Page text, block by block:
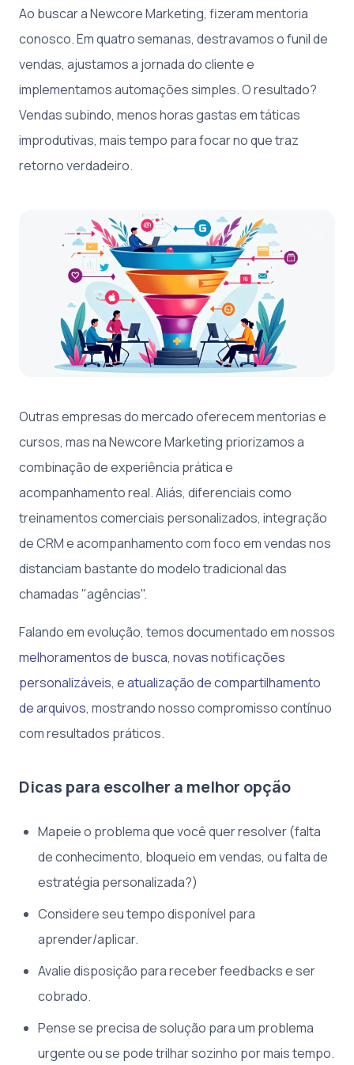
Ao buscar a Newcore Marketing, fizeram mentoria
conosco. Em quatro semanas, destravamos o funil de
vendas, ajustamos a jornada do cliente e
implementamos automações simples. O resultado?
Vendas subindo, menos horas gastas em táticas
improdutivas, mais tempo para focar no que traz
retorno verdadeiro.
Outras empresas do mercado oferecem mentorias e
cursos, mas na Newcore Marketing priorizamos a
combinação de experiência prática e
acompanhamento real. Aliás, diferenciais como
treinamentos comerciais personalizados, integração
de CRM e acompanhamento com foco em vendas nos
distanciam bastante do modelo tradicional das
chamadas "agências".
Falando em evolução, temos documentado em nossos
melhoramentos de busca, novas notificações
personalizáveis, eatualização de compartilhamento
de arquivos, mostrando nosso compromisso contínuo
com resultados práticos.
Dicas para escolher a melhor opção
Mapeie o problema que você quer resolver (falta
de conhecimento, bloqueio em vendas, ou falta de
estratégia personalizada?)
Considere seu tempo disponível para
aprender/aplicar.
Avalie disposição para receber feedbacks e ser
cobrado.
Pense se precisa de solução para um problema
urgente ou se pode trilhar sozinho por mais tempo.